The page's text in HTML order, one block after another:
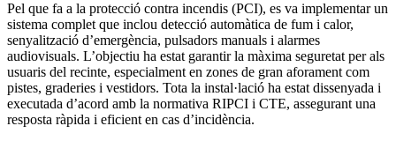
Pel que fa a la protecció contra incendis (PCI), es va implementar un
sistema complet que inclou detecció automàtica de fum i calor,
senyalització d’emergència, pulsadors manuals i alarmes
audiovisuals. L’objectiu ha estat garantir la màxima seguretat per als
usuaris del recinte, especialment en zones de gran aforament com
pistes, graderies i vestidors. Tota la instal·lació ha estat dissenyada i
executada d’acord amb la normativa RIPCI i CTE, assegurant una
resposta ràpida i eficient en cas d’incidència.